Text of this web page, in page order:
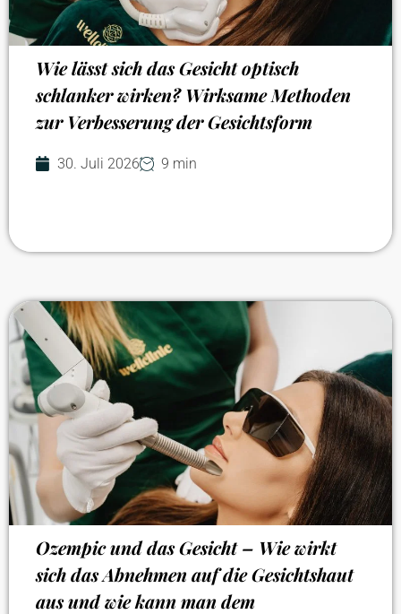
Wie lässt sich das Gesicht optisch
schlanker wirken? Wirksame Methoden
zur Verbesserung der Gesichtsform
30. Juli 2026 9 min
Ozempic und das Gesicht – Wie wirkt
sich das Abnehmen auf die Gesichtshaut
aus und wie kann man dem